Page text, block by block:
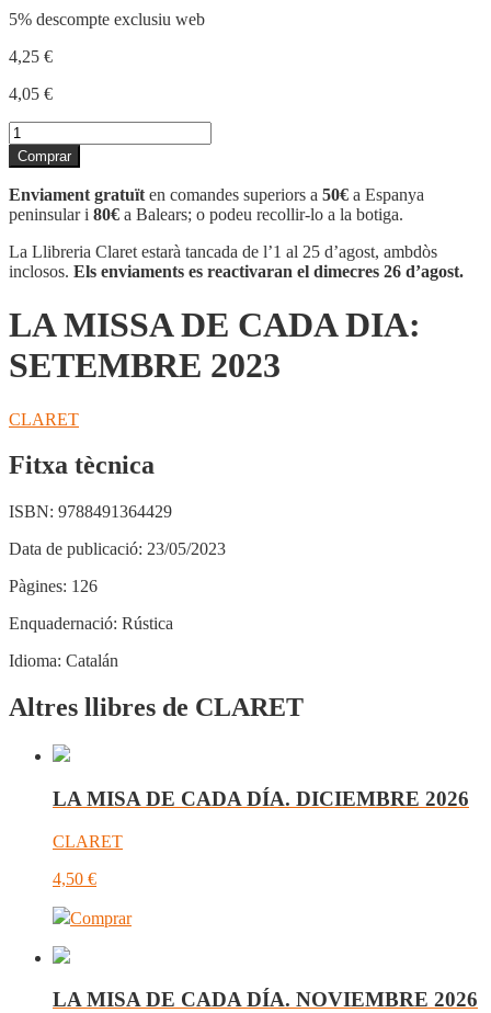
5% descompte exclusiu web
4,25 €
4,05 €
quantitat
de
LA
MISSA
DE
CADA
DIA:
SETEMBRE
Comprar
Enviament gratuït en comandes superiors a 50€ a Espanya
peninsular i 80€ a Balears; o podeu recollir-lo a la botiga.
La Llibreria Claret estarà tancada de l’1 al 25 d’agost, ambdòs
inclosos. Els enviaments es reactivaran el dimecres 26 d’agost.
LA MISSA DE CADA DIA:
SETEMBRE 2023
CLARET
Fitxa tècnica
ISBN: 9788491364429
Data de publicació: 23/05/2023
Pàgines: 126
Enquadernació: Rústica
Idioma: Catalán
Altres llibres de CLARET
LA MISA DE CADA DÍA. DICIEMBRE 2026
CLARET
4,50 €
Comprar
LA MISA DE CADA DÍA. NOVIEMBRE 2026